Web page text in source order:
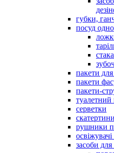
губки,
посуд
пакети для
пакети
пакети-
туалетний
серветки
скатертини
рушники
засоби